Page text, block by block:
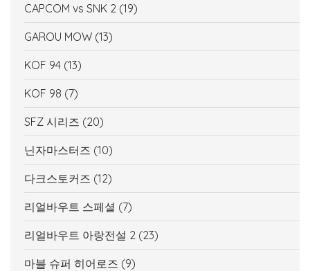
CAPCOM vs SNK 2 (19)
GAROU MOW (13)
KOF 94 (13)
KOF 98 (7)
SFZ 시리즈 (20)
닌자마스터즈 (10)
다크스토커즈 (12)
리얼바우트 스페셜 (7)
리얼바우트 아랑전설 2 (23)
마블 슈퍼 히어로즈 (9)